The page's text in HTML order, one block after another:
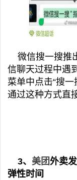
微信搜一搜推
信聊天过程中遇
菜单中点击“搜
通过这种方式直
3、 美团外卖
弹性时间